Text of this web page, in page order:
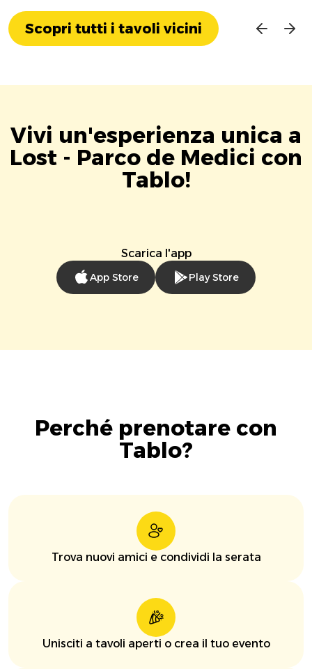
Scopri tutti i tavoli vicini
Vivi un'esperienza unica a
Lost - Parco de Medici con
Tablo!
Scarica l'app
App Store Play Store
Perché prenotare con
Tablo?
Trova nuovi amici e condividi la serata
Unisciti a tavoli aperti o crea il tuo evento